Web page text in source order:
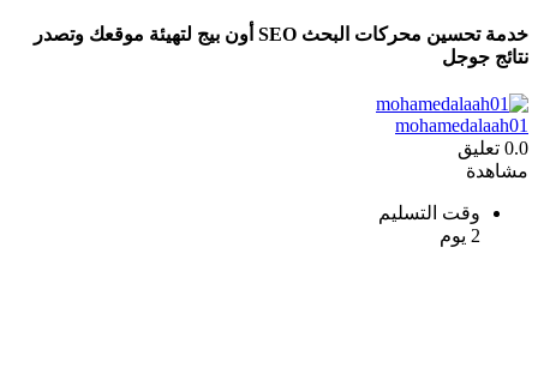
خدمة تحسين محركات البحث SEO أون بيج لتهيئة موقعك وتصدر
نتائج جوجل
mohamedalaah01
0.0 تعليق
مشاهدة
وقت التسليم
2 يوم